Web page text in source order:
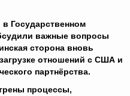
Государственном
важные вопросы
сторона вновь
отношений с США и
партнёрства.
процессы,